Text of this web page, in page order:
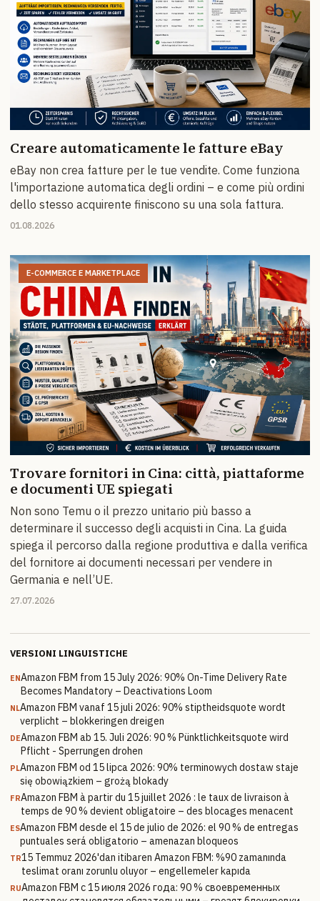
Creare automaticamente le fatture eBay
eBay non crea fatture per le tue vendite. Come funziona
l'importazione automatica degli ordini – e come più ordini
dello stesso acquirente finiscono su una sola fattura.
01.08.2026
E-COMMERCE E MARKETPLACE
Trovare fornitori in Cina: città, piattaforme
e documenti UE spiegati
Non sono Temu o il prezzo unitario più basso a
determinare il successo degli acquisti in Cina. La guida
spiega il percorso dalla regione produttiva e dalla verifica
del fornitore ai documenti necessari per vendere in
Germania e nell’UE.
27.07.2026
VERSIONI LINGUISTICHE
ENAmazon FBM from 15 July 2026: 90% On-Time Delivery Rate
Becomes Mandatory – Deactivations Loom
NLAmazon FBM vanaf 15 juli 2026: 90% stiptheidsquote wordt
verplicht – blokkeringen dreigen
DEAmazon FBM ab 15. Juli 2026: 90 % Pünktlichkeitsquote wird
Pflicht - Sperrungen drohen
PLAmazon FBM od 15 lipca 2026: 90% terminowych dostaw staje
się obowiązkiem – grożą blokady
FRAmazon FBM à partir du 15 juillet 2026 : le taux de livraison à
temps de 90 % devient obligatoire – des blocages menacent
ESAmazon FBM desde el 15 de julio de 2026: el 90 % de entregas
puntuales será obligatorio – amenazan bloqueos
TR15 Temmuz 2026'dan itibaren Amazon FBM: %90 zamanında
teslimat oranı zorunlu oluyor – engellemeler kapıda
RUAmazon FBM с 15 июля 2026 года: 90 % своевременных